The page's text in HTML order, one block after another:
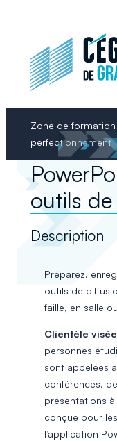
Zone de
perfectionnement
outils
Description
Préparez,
outils de
faille, en salle
Clientèle
personnes
sont appelées
conférences,
présentations
conçue pour
l’application